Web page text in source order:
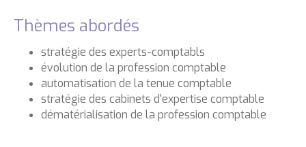
Thèmes abordés
stratégie des experts-comptabls
évolution de la profession comptable
automatisation de la tenue comptable
stratégie des cabinets d'expertise comptable
dématérialisation de la profession comptable